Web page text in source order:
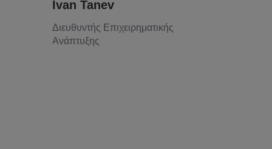
Ivan Tanev
Διευθυντής Επιχειρηματικής
Ανάπτυξης